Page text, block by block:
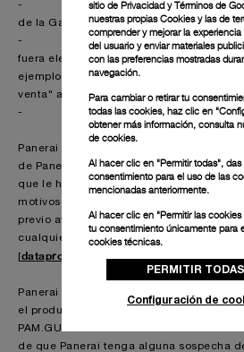
- si solicitara una ampliación de
de la Garantía Internacional Limitada de
- si solicitara una ampliación de la
fuera elegible para una ampliación de la
ejemplo, de un reloj clasificado como
venta" acorde a los registros de Panerai
- si no actuara de buena fe o en
Panerai podrá cancelar su inscripción en
de Panerai o su ampliación de la
que le habrían permitido denegarlas, al
motivos a su absoluta discreción, en
previo aviso. Si decide cancelar su
cualquier momento enviando un correo a
[dataprotection@panerai.com
Panerai se reserva el derecho de
el producto, o suspender o finalizar la
PAM.GUARD o de rechazar la extensión
de que Panerai tenga alguna sospecha
sitio de Privacidad y Términos de
nuestras propias Cookies y las de
comprender y mejorar la
del usuario y enviar materiales
con las preferencias mostradas
navegación.
Para cambiar o retirar tu
todas las cookies, haz clic en
obtener más información, consulta
de cookies.
Al hacer clic en "Permitir todas", das
consentimiento para el uso de las
mencionadas anteriormente.
Al hacer clic en "Permitir las
tu consentimiento únicamente para
cookies técnicas.
PERMITIR TODAS
Configuración de